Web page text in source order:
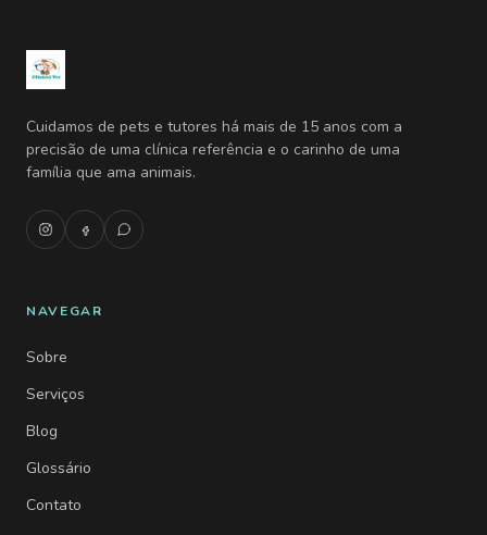
Cuidamos de pets e tutores há mais de 15 anos com a
precisão de uma clínica referência e o carinho de uma
família que ama animais.
NAVEGAR
Sobre
Serviços
Blog
Glossário
Contato